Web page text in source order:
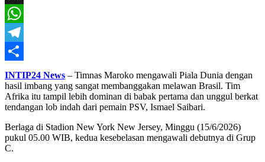
X
WhatsApp
Telegram
Share
INTIP24 News – Timnas Maroko mengawali Piala Dunia dengan
hasil imbang yang sangat membanggakan melawan Brasil. Tim
Afrika itu tampil lebih dominan di babak pertama dan unggul berkat
tendangan lob indah dari pemain PSV, Ismael Saibari.
Berlaga di Stadion New York New Jersey, Minggu (15/6/2026)
pukul 05.00 WIB, kedua kesebelasan mengawali debutnya di Grup
C.